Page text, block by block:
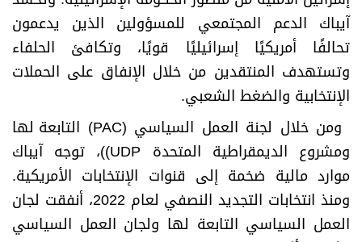
آيباك الدعم المجتمعي للمسؤولين الذين يدعمون
تحالفًا أمريكيًا إسرائيليًا قويًا، وتكافئ الحلفاء
وتستهدف المنتقدين من خلال الإنفاق على الحملات
الإنتخابية والضغط الشعبي.
ومن خلال لجنة العمل السياسي (PAC)
التابعة لها
ومشروع الديمقراطية المتحدة
، توجه آيباك
موارد مالية ضخمة إلى قنوات الإنتخابات الأمريكية.
ومنذ انتخابات التجديد النصفي لعام 2022، أنفقت لجان
العمل السياسي التابعة لها ولجان العمل السياسي